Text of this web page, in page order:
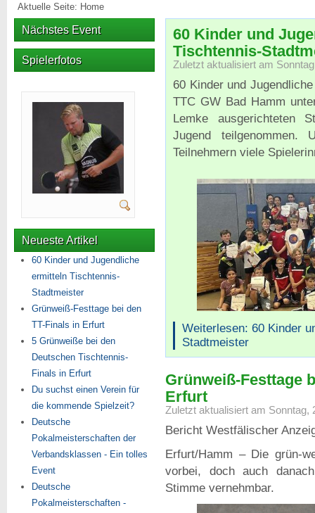
Aktuelle Seite: Home
60 Kinder und
Tischtennis-
Zuletzt aktualisiert am
60 Kinder und
TTC GW Bad Hamm
Lemke ausgerichteten
Jugend teilgenommen.
Teilnehmern viele
Weiterlesen: 60 Kinder
Stadtmeister
Grünweiß-Festtage
Erfurt
Zuletzt aktualisiert am Sonntag,
Bericht Westfälischer
Erfurt/Hamm – Die grün-
vorbei, doch auch
Stimme vernehmbar.
Nächstes Event
Spielerfotos
Neueste Artikel
60 Kinder und Jugendliche
ermitteln Tischtennis-
Stadtmeister
Grünweiß-Festtage bei den
TT-Finals in Erfurt
5 Grünweiße bei den
Deutschen Tischtennis-
Finals in Erfurt
Du suchst einen Verein für
die kommende Spielzeit?
Deutsche
Pokalmeisterschaften der
Verbandsklassen - Ein tolles
Event
Deutsche
Pokalmeisterschaften -